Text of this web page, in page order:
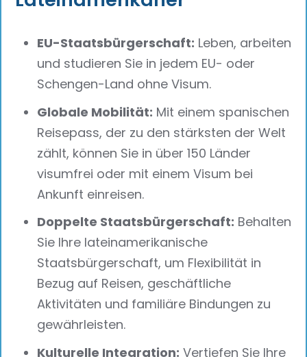
EU-Staatsbürgerschaft: Leben, arbeiten
und studieren Sie in jedem EU- oder
Schengen-Land ohne Visum.
Globale Mobilität: Mit einem spanischen
Reisepass, der zu den stärksten der Welt
zählt, können Sie in über 150 Länder
visumfrei oder mit einem Visum bei
Ankunft einreisen.
Doppelte Staatsbürgerschaft: Behalten
Sie Ihre lateinamerikanische
Staatsbürgerschaft, um Flexibilität in
Bezug auf Reisen, geschäftliche
Aktivitäten und familiäre Bindungen zu
gewährleisten.
Kulturelle Integration: Vertiefen Sie Ihre